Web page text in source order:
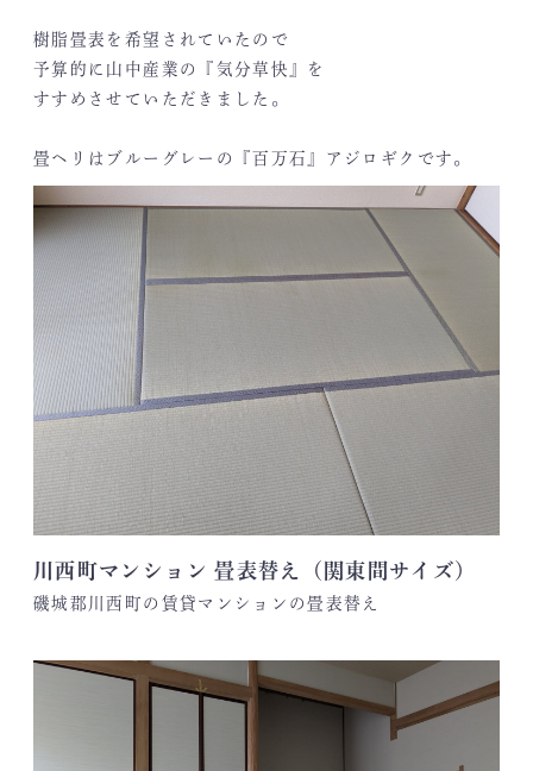
樹脂畳表を希望されていたので
予算的に山中産業の『気分草快』を
すすめさせていただきました。
畳ヘリはブルーグレーの『百万石』アジロギクです。
川西町マンション 畳表替え（関東間サイズ）
磯城郡川西町の賃貸マンションの畳表替え